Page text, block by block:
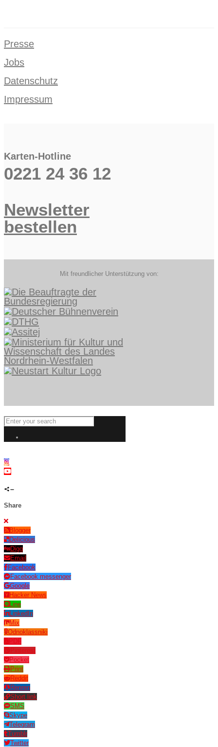
Presse
Jobs
Datenschutz
Impressum
Karten-Hotline
0221 24 36 12
Newsletter
bestellen
Mit freundlicher Unterstützung von:
Share
Blogger
Delicious
Digg
Email
Facebook
Facebook messenger
Google
Hacker News
Line
LinkedIn
Mix
Odnoklassniki
PDF
Pinterest
Pocket
Print
Reddit
Renren
Short link
SMS
Skype
Telegram
Tumblr
Twitter